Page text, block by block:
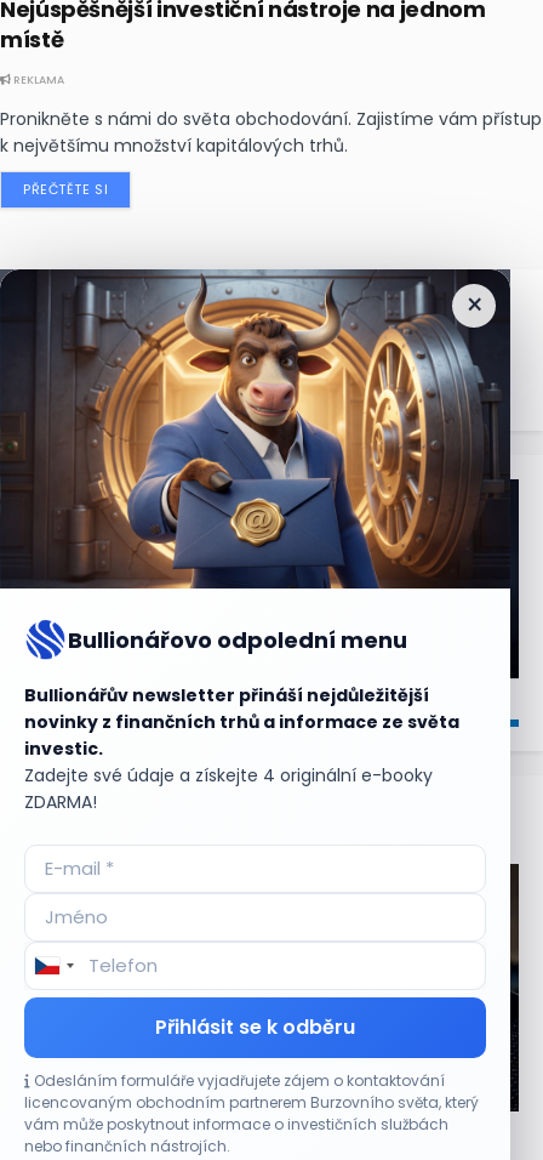
Nejúspěšnější investiční nástroje na jednom
místě
REKLAMA
Pronikněte s námi do světa obchodování. Zajistíme vám přístup
k největšímu množství kapitálových trhů.
PŘEČTĚTE SI
×
Bullionářovo odpolední menu
Bullionářův newsletter přináší nejdůležitější
novinky z finančních trhů a informace ze světa
investic.
Zadejte své údaje a získejte 4 originální e-booky
ZDARMA!
Přihlásit se k odběru
Odesláním formuláře vyjadřujete zájem o kontaktování
licencovaným obchodním partnerem Burzovního světa, který
vám může poskytnout informace o investičních službách
nebo finančních nástrojích.
Nejčtenějšízprávy
Aktuální
CO HÝBE TRHEM
Výsledky společností jsou silné. Proč to akciový